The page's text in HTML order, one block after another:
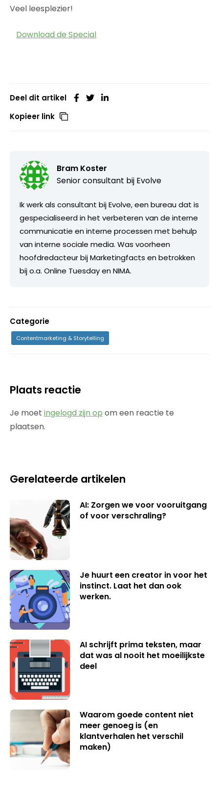
Veel leesplezier!
Download de Special
Deel dit artikel
Kopieer link
Bram Koster
Senior consultant bij Evolve
Ik werk als consultant bij Evolve, een bureau dat is
gespecialiseerd in het verbeteren van de interne
communicatie en interne processen met behulp
van interne sociale media. Was voorheen
hoofdredacteur bij Marketingfacts en betrokken
bij o.a. Online Tuesday en NIMA.
Categorie
Contentmarketing & Storytelling
Plaats reactie
Je moet ingelogd zijn op om een reactie te
plaatsen.
Gerelateerde artikelen
AI: Zorgen we voor vooruitgang
of voor verschraling?
Je huurt een creator in voor het
instinct. Laat het dan ook
werken.
AI schrijft prima teksten, maar
dat was al nooit het moeilijkste
deel
Waarom goede content niet
meer genoeg is (en
klantverhalen het verschil
maken)